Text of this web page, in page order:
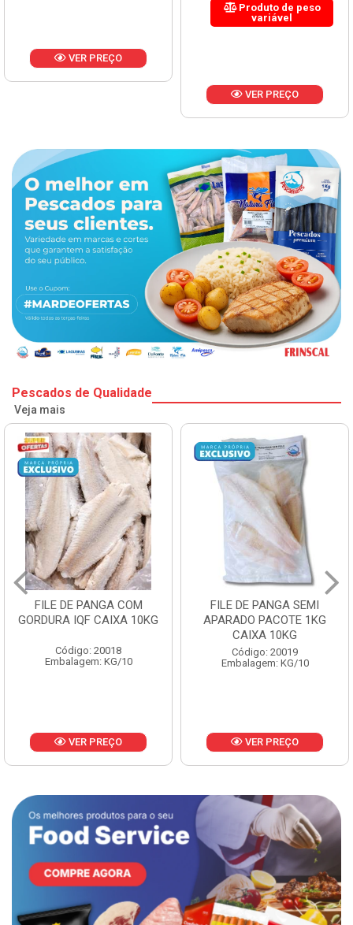
VER PREÇO
Produto de peso
variável
VER PREÇO
Pescados de Qualidade
Veja mais
FILE DE PANGA SEMI
APARADO PACOTE 1KG
Código: 20019
Embalagem: KG/10
VER PREÇO
POLACA DESFIADA
PESCAMARES PCT5KG
CX10KG
Código: 20161
Embalagem: KG/10
VER PREÇO